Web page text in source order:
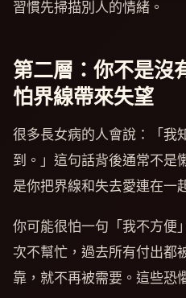
習慣先掃描別人的情緒。
第二層：你不是沒
怕界線帶來失望
很多長女病的人會說：「我
到。」這句話背後通常不是
是你把界線和失去愛連在一
你可能很怕一句「我不方便
次不幫忙，過去所有付出都
靠，就不再被需要。這些恐